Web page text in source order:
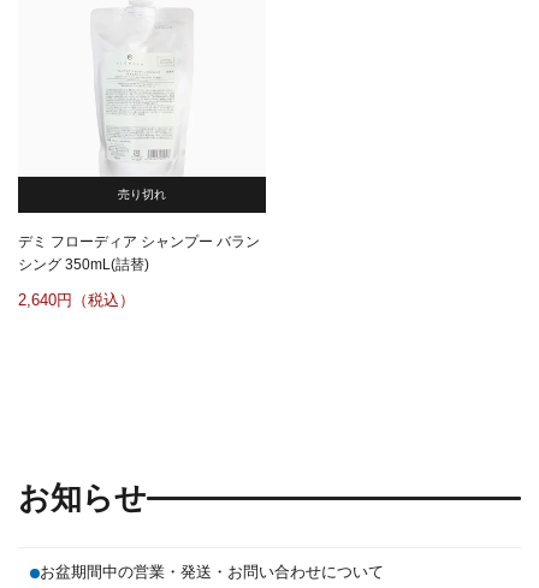
売り切れ
デミ フローディア シャンプー バラン
シング 350mL(詰替)
2,640
お知らせ
お盆期間中の営業・発送・お問い合わせについて